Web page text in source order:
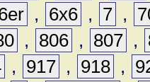
, 6x6 , 7 ,
, 806 , 807 ,
, 917 , 918 ,